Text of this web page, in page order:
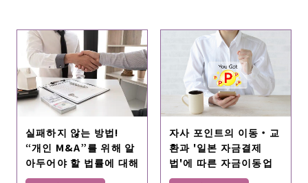
실패하지 않는 방법!
“개인 M&A”를 위해 알
아두어야 할 법률에 대해
자사 포인트의 이동・교
환과 '일본 자금결제
법'에 따른 자금이동업